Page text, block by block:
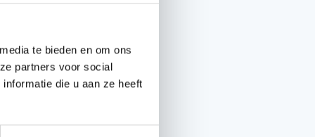
te bieden en om ons
partners voor social
die u aan ze heeft